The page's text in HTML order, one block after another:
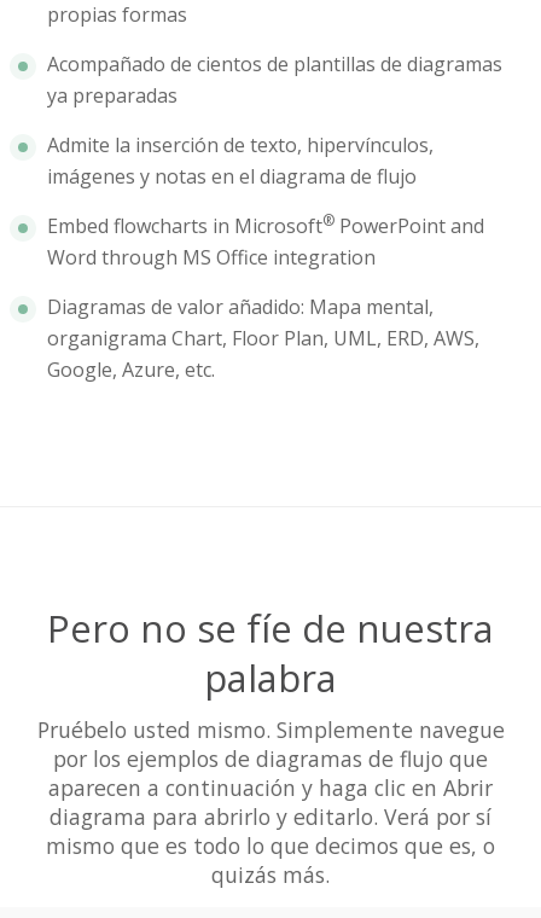
propias formas
Acompañado de cientos de plantillas de diagramas
ya preparadas
Admite la inserción de texto, hipervínculos,
imágenes y notas en el diagrama de flujo
Embed flowcharts in Microsoft® PowerPoint and
Word through MS Office integration
Diagramas de valor añadido: Mapa mental,
organigrama Chart, Floor Plan, UML, ERD, AWS,
Google, Azure, etc.
Pero no se fíe de nuestra
palabra
Pruébelo usted mismo. Simplemente navegue
por los ejemplos de diagramas de flujo que
aparecen a continuación y haga clic en Abrir
diagrama para abrirlo y editarlo. Verá por sí
mismo que es todo lo que decimos que es, o
quizás más.